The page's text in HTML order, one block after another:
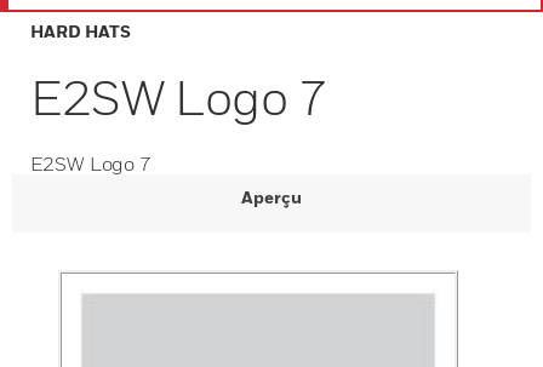
HARD HATS
E2SW Logo 7
E2SW Logo 7
Aperçu